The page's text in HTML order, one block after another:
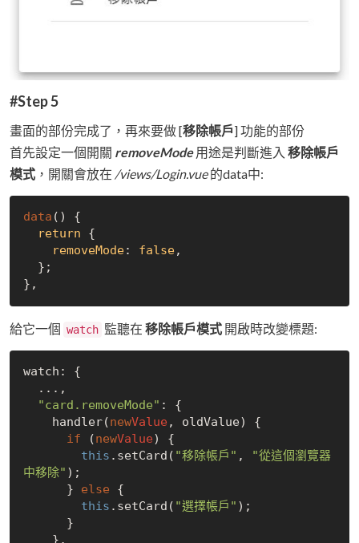
#Step 5
畫面的部份完成了，再來要做 [移除帳戶] 功能的部份
首先設定一個開關 removeMode用途是判斷進入 移除帳戶
模式 ，開關會放在 /views/Login.vue的data中:
data () {
return {
removeMode: false,
  };
給它一個 watch 監聽在 移除帳戶模式 開啟時改變標題:
watch: {
"card.removeMode" : {
    handler(
newValue , oldValue) {
if (newValue) {
this .setCard( "移除帳戶" ,
"從這個瀏覽器
中移除" );
      }
else {
this .setCard( "選擇帳戶" );